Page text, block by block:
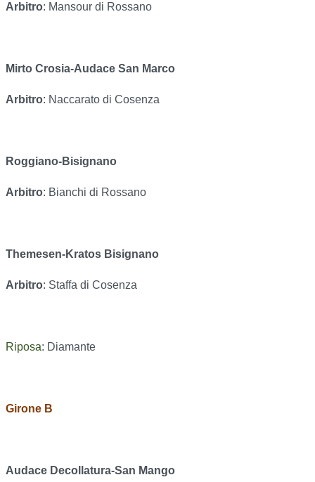
Arbitro: Mansour di Rossano
Mirto Crosia-Audace San Marco
Arbitro: Naccarato di Cosenza
Roggiano-Bisignano
Arbitro: Bianchi di Rossano
Themesen-Kratos Bisignano
Arbitro: Staffa di Cosenza
Riposa: Diamante
Girone B
Audace Decollatura-San Mango